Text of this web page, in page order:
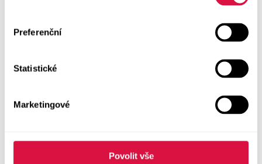
Preferenční
Statistické
Marketingové
Povolit vše